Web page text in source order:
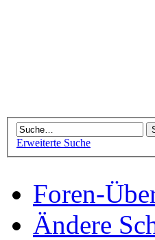
Erweiterte Suche
Foren-
Ändere